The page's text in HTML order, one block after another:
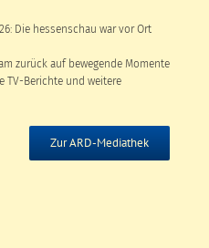
Die hessenschau war vor Ort
zurück auf bewegende Momente
TV-Berichte und weitere
Zur ARD-Mediathek